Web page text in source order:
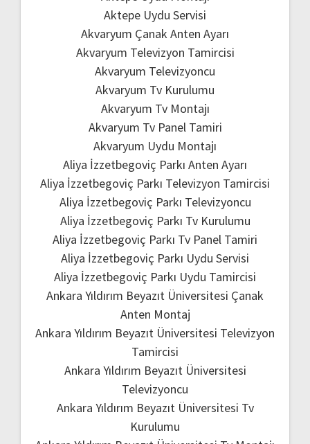
Aktepe Uydu Servisi
Akvaryum Çanak Anten Ayarı
Akvaryum Televizyon Tamircisi
Akvaryum Televizyoncu
Akvaryum Tv Kurulumu
Akvaryum Tv Montajı
Akvaryum Tv Panel Tamiri
Akvaryum Uydu Montajı
Aliya İzzetbegoviç Parkı Anten Ayarı
Aliya İzzetbegoviç Parkı Televizyon Tamircisi
Aliya İzzetbegoviç Parkı Televizyoncu
Aliya İzzetbegoviç Parkı Tv Kurulumu
Aliya İzzetbegoviç Parkı Tv Panel Tamiri
Aliya İzzetbegoviç Parkı Uydu Servisi
Aliya İzzetbegoviç Parkı Uydu Tamircisi
Ankara Yıldırım Beyazıt Üniversitesi Çanak
Anten Montaj
Ankara Yıldırım Beyazıt Üniversitesi Televizyon
Tamircisi
Ankara Yıldırım Beyazıt Üniversitesi
Televizyoncu
Ankara Yıldırım Beyazıt Üniversitesi Tv
Kurulumu